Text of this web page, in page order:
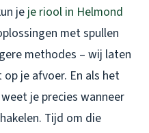
je je riool in Helmond
met spullen
methodes – wij laten
je afvoer. En als het
je precies wanneer
Tijd om die